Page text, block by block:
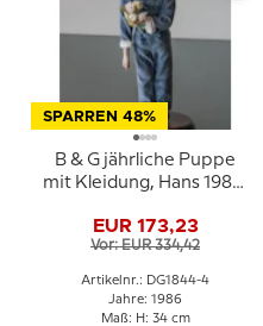
SPARREN 48%
B & G jährliche Puppe
mit Kleidung, Hans 1986,
EUR 173,23
Vor: EUR 334,42
Artikelnr.: DG1844-4
Jahre: 1986
Maß: H: 34 cm